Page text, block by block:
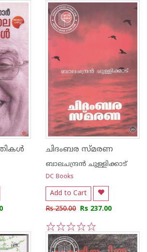
5
4
3
2
1
ചിദംബര സ്മരണ
ബാലചന്ദ്രന്‍ ചുള്ളിക്കാട്
DC Books
Add to Cart
Rs 250.00 Rs 237.00
5
4
3
2
1